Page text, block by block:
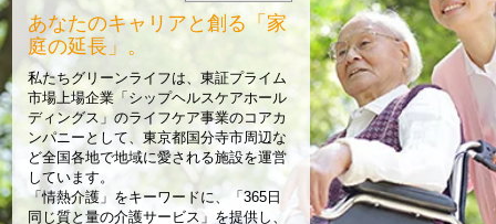
あなたのキャリアと創る「家
庭の延長」。
私たちグリーンライフは、東証プライム
市場上場企業「シップヘルスケアホール
ディングス」のライフケア事業のコアカ
ンパニーとして、東京都国分寺市周辺な
ど全国各地で地域に愛される施設を運営
しています。
「情熱介護」をキーワードに、「365日
同じ質と量の介護サービス」を提供し、